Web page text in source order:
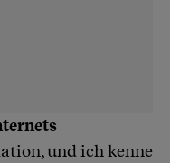
und ich kenne